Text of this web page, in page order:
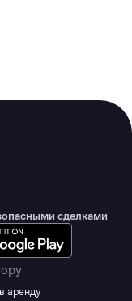
сделками
аренду